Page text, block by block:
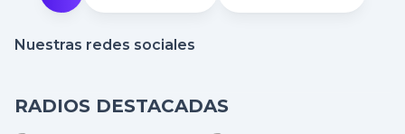
Nuestras redes sociales
RADIOS DESTACADAS